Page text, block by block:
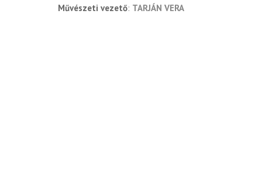
művészeti vezető TARJÁN VERA